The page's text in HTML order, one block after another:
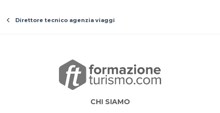
Direttore tecnico agenzia viaggi
CHI SIAMO